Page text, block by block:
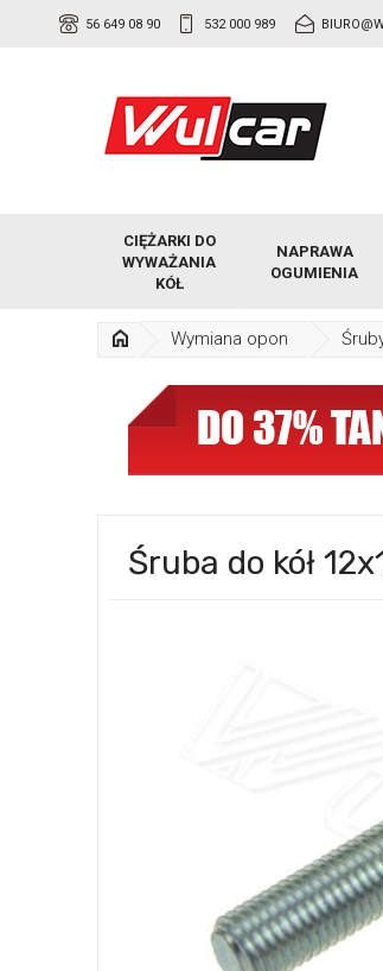
56 649 08 90 532 000 989
CIĘŻARKI DO
WYWAŻANIA
KÓŁ
NAPRAWA
OGUMIENIA
Wymiana opon
Śruba do kół